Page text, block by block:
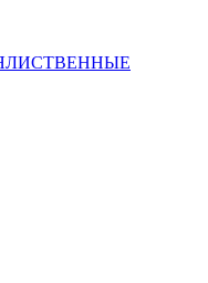
ЛИСТВЕННЫЕ